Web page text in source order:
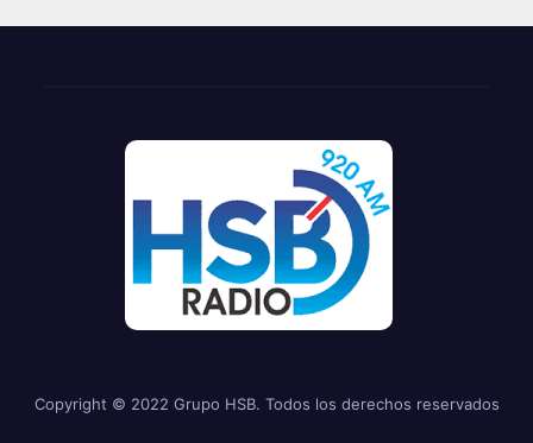
Copyright © 2022 Grupo HSB. Todos los derechos reservados